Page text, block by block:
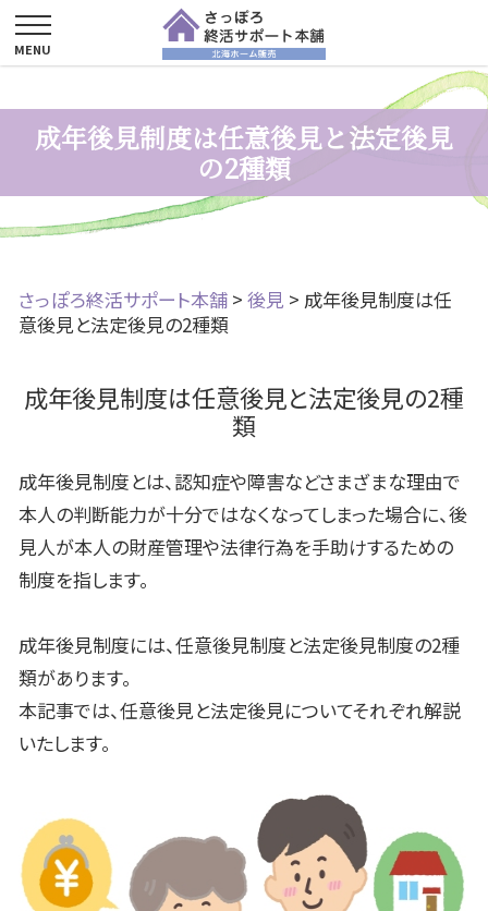
成年後見制度は任意後見と法定後見
の2種類
さっぽろ終活サポート本舗 > 後見 > 成年後見制度は任
意後見と法定後見の2種類
成年後見制度は任意後見と法定後見の2種
類
成年後見制度とは、認知症や障害などさまざまな理由で
本人の判断能力が十分ではなくなってしまった場合に、後
見人が本人の財産管理や法律行為を手助けするための
制度を指します。
成年後見制度には、任意後見制度と法定後見制度の2種
類があります。
本記事では、任意後見と法定後見についてそれぞれ解説
いたします。